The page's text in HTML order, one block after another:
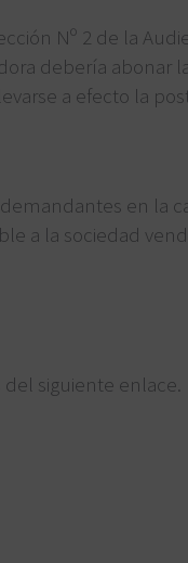
Nº 2 de la
debería abonar
a efecto la
en la
a la sociedad
siguiente enlace.